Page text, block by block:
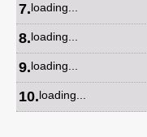
7.loading...
8.loading...
9.loading...
10.loading...